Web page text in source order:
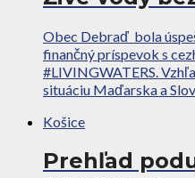
Obec Debraď bola
finančný príspevok s
#LIVINGWATERS.
situáciu Maďarska a
Košice
Prehľad